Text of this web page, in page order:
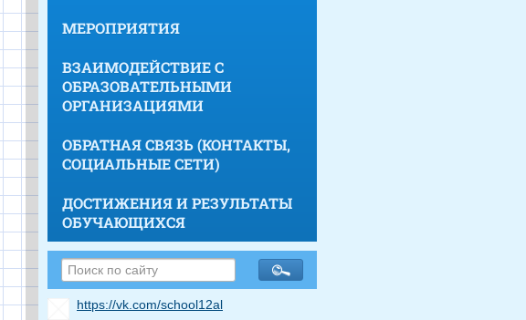
МЕРОПРИЯТИЯ
ВЗАИМОДЕЙСТВИЕ С
ОБРАЗОВАТЕЛЬНЫМИ
ОРГАНИЗАЦИЯМИ
ОБРАТНАЯ СВЯЗЬ (КОНТАКТЫ,
СОЦИАЛЬНЫЕ СЕТИ)
ДОСТИЖЕНИЯ И РЕЗУЛЬТАТЫ
ОБУЧАЮЩИХСЯ
https://vk.com/school12al